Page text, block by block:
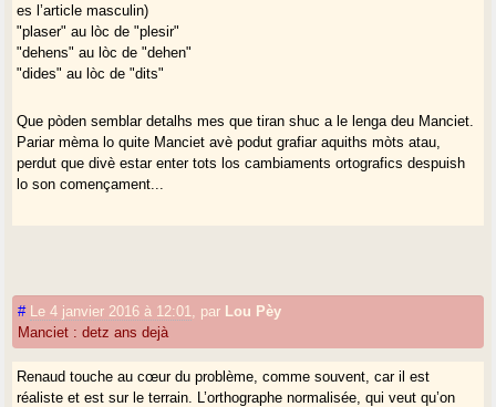
es l’article masculin)
"plaser" au lòc de "plesir"
"dehens" au lòc de "dehen"
"dides" au lòc de "dits"
Que pòden semblar detalhs mes que tiran shuc a le lenga deu Manciet.
Pariar mèma lo quite Manciet avè podut grafiar aquiths mòts atau,
perdut que divè estar enter tots los cambiaments ortografics despuish
lo son començament...
# Le 4 janvier 2016 à 12:01 par Lou Pèy
Manciet : detz ans dejà
Renaud touche au cœur du problème, comme souvent, car il est
réaliste et est sur le terrain. L’orthographe normalisée, qui veut qu’on